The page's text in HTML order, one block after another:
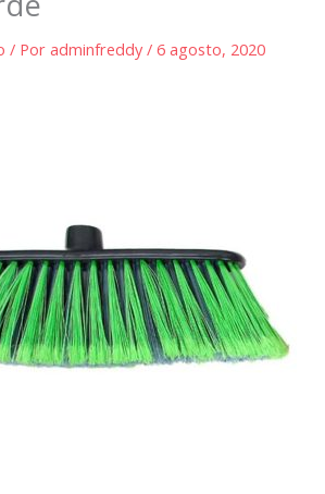
/ Poradminfreddy/6 agosto, 2020